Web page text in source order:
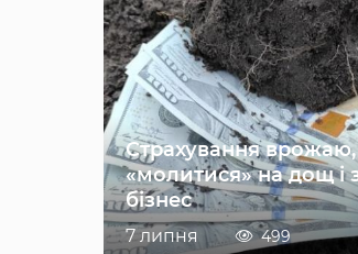
Страхування
«молитися» на дощ і
бізнес
7 липня 499